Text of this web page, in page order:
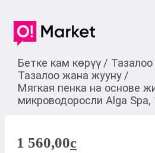
Бетке кам көрүү /
Тазалоо жана жууну /
Мягкая пенка на основе
микроводоросли Alga Spa,
1 560,00c